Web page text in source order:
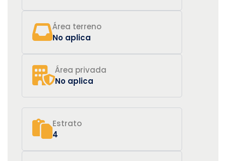
Área terreno
No aplica
Área privada
No aplica
Estrato
4